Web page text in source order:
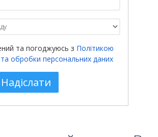
та погоджуюсь з Політикою
та обробки персональних даних